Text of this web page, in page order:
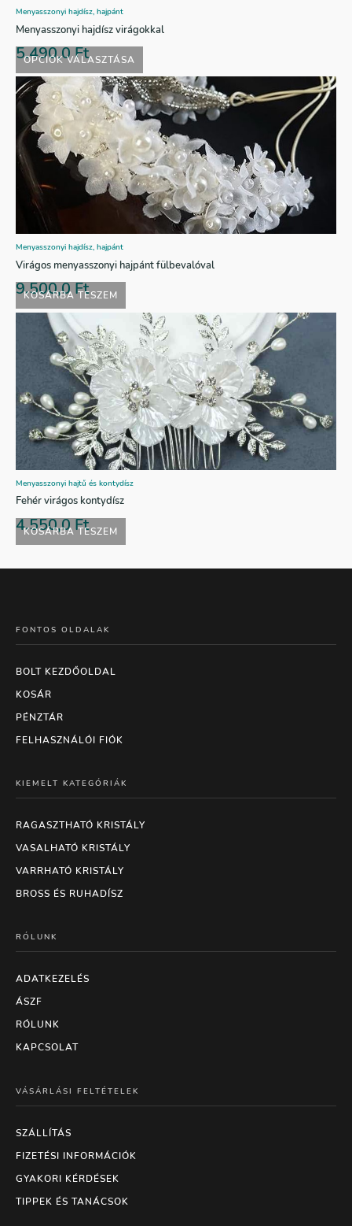
OPCIÓK VÁLASZTÁSA
Menyasszonyi hajdísz, hajpánt
Menyasszonyi hajdísz virágokkal
5.490,0Ft
KOSÁRBA TESZEM
Menyasszonyi hajdísz, hajpánt
Virágos menyasszonyi hajpánt fülbevalóval
9.500,0Ft
KOSÁRBA TESZEM
Menyasszonyi hajtű és kontydísz
Fehér virágos kontydísz
4.550,0Ft
FONTOS OLDALAK
BOLT KEZDŐOLDAL
KOSÁR
PÉNZTÁR
FELHASZNÁLÓI FIÓK
KIEMELT KATEGÓRIÁK
RAGASZTHATÓ KRISTÁLY
VASALHATÓ KRISTÁLY
VARRHATÓ KRISTÁLY
BROSS ÉS RUHADÍSZ
RÓLUNK
ADATKEZELÉS
ÁSZF
RÓLUNK
KAPCSOLAT
VÁSÁRLÁSI FELTÉTELEK
SZÁLLÍTÁS
FIZETÉSI INFORMÁCIÓK
GYAKORI KÉRDÉSEK
TIPPEK ÉS TANÁCSOK